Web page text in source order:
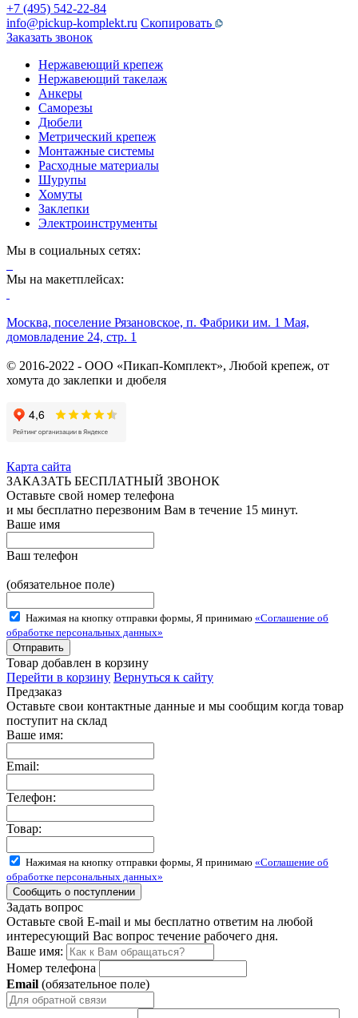
+7 (495) 542-22-84
info@pickup-komplekt.ru Скопировать
Заказать звонок
Нержавеющий крепеж
Нержавеющий такелаж
Анкеры
Саморезы
Дюбели
Метрический крепеж
Монтажные системы
Расходные материалы
Шурупы
Хомуты
Заклепки
Электроинструменты
Мы в социальных сетях:
Мы на макетплейсах:
Москва, поселение Рязановское, п. Фабрики им. 1 Мая,
домовладение 24, стр. 1
© 2016-2022 - ООО «Пикап-Комплект», Любой крепеж, от
хомута до заклепки и дюбеля
Карта сайта
ЗАКАЗАТЬ БЕСПЛАТНЫЙ ЗВОНОК
Оставьте свой номер телефона
и мы бесплатно перезвоним Вам в течение 15 минут.
Ваше имя
Ваш телефон
(обязательное поле)
Нажимая на кнопку отправки формы, Я принимаю «Соглашение об
обработке персональных данных»
Товар добавлен в корзину
Перейти в корзину Вернуться к сайту
Предзаказ
Оставьте свои контактные данные и мы сообщим когда товар
поступит на склад
Ваше имя:
Email:
Телефон:
Товар:
Нажимая на кнопку отправки формы, Я принимаю «Соглашение об
обработке персональных данных»
Задать вопрос
Оставьте свой E-mail и мы бесплатно ответим на любой
интересующий Вас вопрос течение рабочего дня.
Ваше имя:
Номер телефона
Email (обязательное поле)